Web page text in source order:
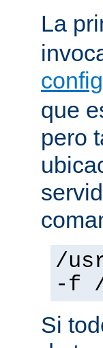
La
que
pero
/
-f /
Si